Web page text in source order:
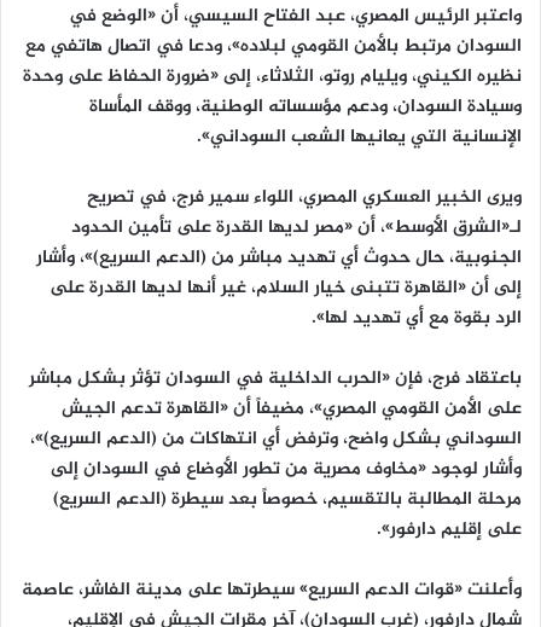
واعتبر الرئيس المصري، عبد الفتاح السيسي، أن «الوضع في
السودان مرتبط بالأمن القومي لبلاده»، ودعا في اتصال هاتفي مع
نظيره الكيني، ويليام روتو، الثلاثاء، إلى «ضرورة الحفاظ على وحدة
وسيادة السودان، ودعم مؤسساته الوطنية، ووقف المأساة
الإنسانية التي يعانيها الشعب السوداني».
ويرى الخبير العسكري المصري، اللواء سمير فرج، في تصريح
لـ«الشرق الأوسط»، أن «مصر لديها القدرة على تأمين الحدود
الجنوبية، حال حدوث أي تهديد مباشر من (الدعم السريع)»، وأشار
إلى أن «القاهرة تتبنى خيار السلام، غير أنها لديها القدرة على
الرد بقوة مع أي تهديد لها».
باعتقاد فرج، فإن «الحرب الداخلية في السودان تؤثر بشكل مباشر
على الأمن القومي المصري»، مضيفاً أن «القاهرة تدعم الجيش
السوداني بشكل واضح، وترفض أي انتهاكات من (الدعم السريع)»،
وأشار لوجود «مخاوف مصرية من تطور الأوضاع في السودان إلى
مرحلة المطالبة بالتقسيم، خصوصاً بعد سيطرة (الدعم السريع)
على إقليم دارفور».
وأعلنت «قوات الدعم السريع» سيطرتها على مدينة الفاشر، عاصمة
شمال دارفور، (غرب السودان)، آخر مقرات الجيش في الإقليم،